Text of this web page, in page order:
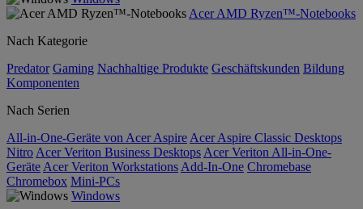
Acer AMD Ryzen™-Notebooks
Nach Kategorie
Predator Gaming Nachhaltige Produkte Geschäftskunden Bildung
Komponenten
Nach Serien
All-in-One-Geräte von Acer Aspire Acer Aspire Classic Desktops
Nitro Acer Veriton Business Desktops Acer Veriton All-in-One-
Geräte Acer Veriton Workstations Add-In-One Chromebase
Chromebox Mini-PCs
Windows